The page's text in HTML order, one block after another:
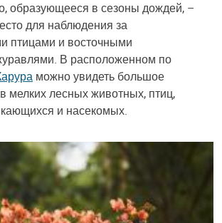
образующееся в сезоны дождей, –
для наблюдения за
птицами и восточными
В расположенном по
можно увидеть большое
мелких лесных животных, птиц,
и насекомых.